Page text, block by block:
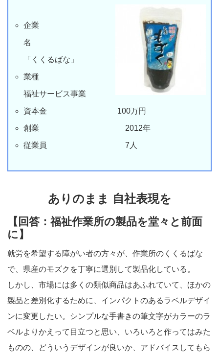
企業
名
「くくるばな」
業種
福祉サービス事業
資本金 100万円
創業 2012年
従業員 7人
ありのまま 自社表現を
【回答：福祉作業所の製品を堂々と前面
に】
就労を希望する障がい者の方々が、作業所のくくるばな
で、県産のモズクを丁寧に選別して製品化している。
しかし、市場には多くの類似商品はあふれていて、ほかの
製品と差別化するために、インパクトのあるラベルデザイ
ンに変更したい。シンプルな手書きの筆文字がカラーのラ
ベルよりかえって目立つと思い、いろいろと作ってはみた
ものの、どういうデザインが良いか、アドバイスしてもら